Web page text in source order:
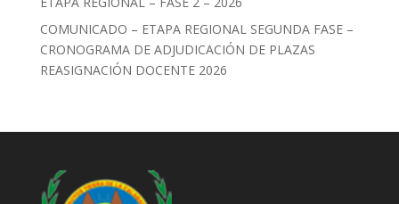
COMUNICADO – ETAPA REGIONAL SEGUNDA FASE –
CRONOGRAMA DE ADJUDICACIÓN DE PLAZAS
REASIGNACIÓN DOCENTE 2026